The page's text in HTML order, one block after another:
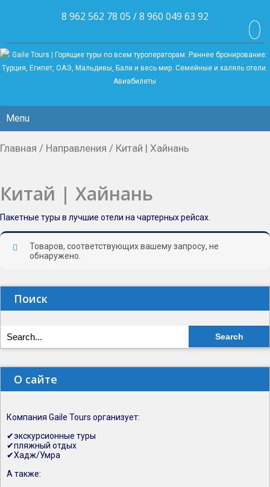
8 962 562 78 05 / 8 960 049 63 92
Menu
Главная / Направления / Китай | Хайнань
Китай | Хайнань
Пакетные туры в лучшие отели на чартерных рейсах.
Товаров, соответствующих вашему запросу, не
обнаружено.
Поиск
О сайте
Компания Gaile Tours организует:
✔экскурсионные туры
✔пляжный отдых
✔Хадж/Умра
А также: